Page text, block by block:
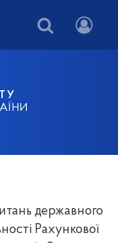
державного
Рахункової